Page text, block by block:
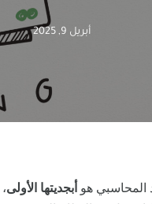
أبريل 9, 2025
المحاسبي هو أبجديتها الأولى